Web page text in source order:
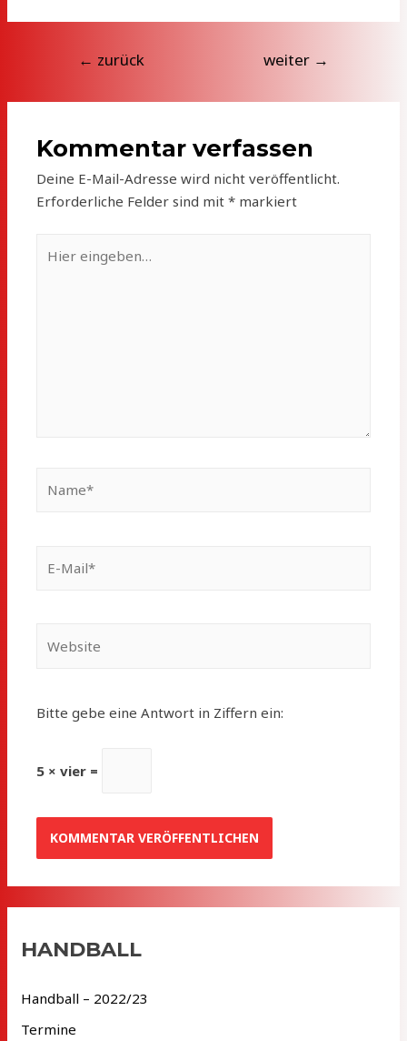
Beitragsnavigation
← zurück weiter →
Kommentar verfassen
Deine E-Mail-Adresse wird nicht veröffentlicht.
Erforderliche Felder sind mit* markiert
eingeben…
Mail*
Bitte gebe eine Antwort in Ziffern ein:
5 × vier =
HANDBALL
Handball – 2022/23
Termine